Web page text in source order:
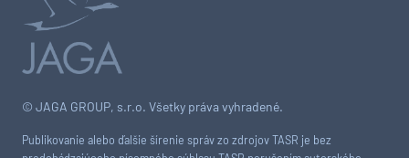
© JAGA GROUP, s.r.o. Všetky práva vyhradené.
Publikovanie alebo ďalšie šírenie správ zo zdrojov TASR je bez